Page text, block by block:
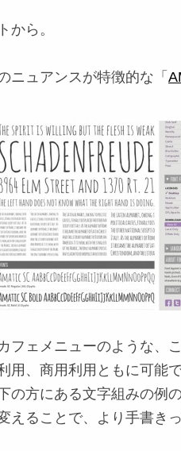
から。
ニュアンスが特徴的な「
フェメニューのような、
用、商用利用ともに可能で
の方にある文字組みの例
えることで、より手書き